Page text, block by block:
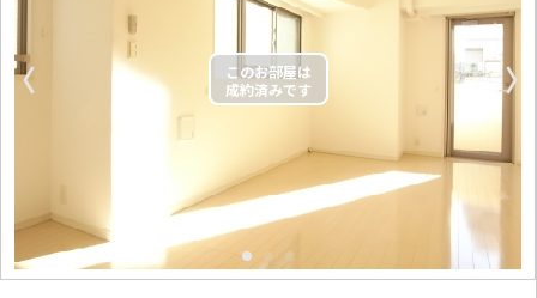
〈 〉